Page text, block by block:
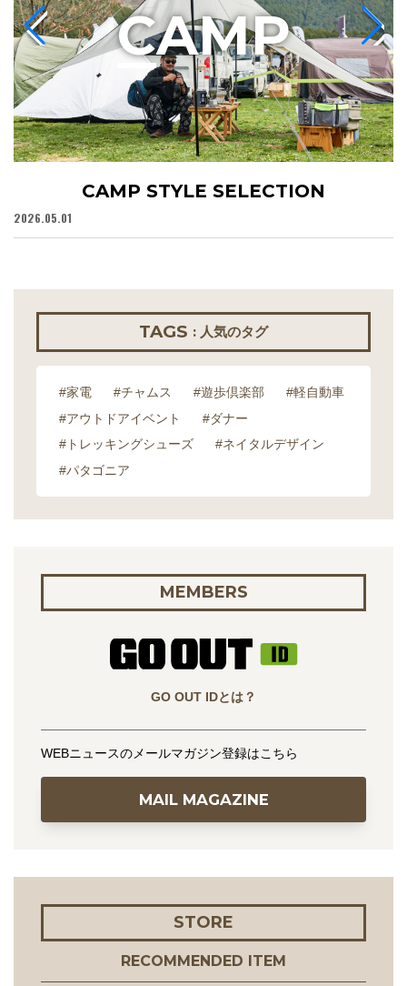
CAMP STYLE SELECTION
2026.05.01
CAMP
TAGS : 人気のタグ
#家電 #チャムス #遊歩倶楽部
#軽自動車
#アウトドアイベント
#ダナー
#トレッキングシューズ
#ネイタルデザイン
#パタゴニア
MEMBERS
GO OUT IDとは？
WEBニュースのメールマガジン登録はこちら
MAIL MAGAZINE
STORE
RECOMMENDED ITEM